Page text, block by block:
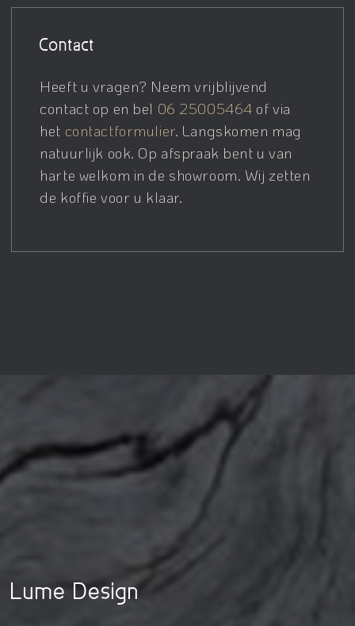
Contact
Heeft u vragen? Neem vrijblijvend
contact op en bel 06 25005464 of via
het contactformulier. Langskomen mag
natuurlijk ook. Op afspraak bent u van
harte welkom in de showroom. Wij zetten
de koffie voor u klaar.
Lume Design